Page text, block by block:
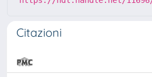
Citazioni